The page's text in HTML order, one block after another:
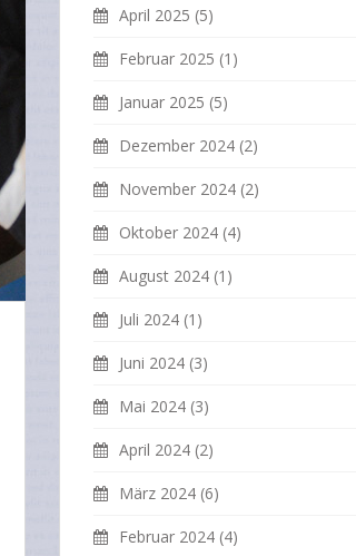
April 2025 (5)
Februar 2025 (1)
Januar 2025 (5)
Dezember 2024 (2)
November 2024 (2)
Oktober 2024 (4)
August 2024 (1)
Juli 2024 (1)
Juni 2024 (3)
Mai 2024 (3)
April 2024 (2)
März 2024 (6)
Februar 2024 (4)